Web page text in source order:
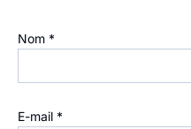
Nom *
E-mail *